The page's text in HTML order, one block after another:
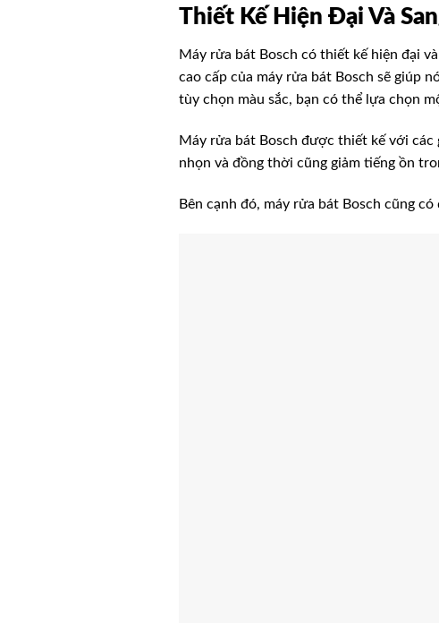
Thiết Kế Hiện Đại Và
Máy rửa bát Bosch có thiết kế hiện đại
cao cấp của máy rửa bát Bosch sẽ giúp
tùy chọn màu sắc, bạn có thể lựa chọn
Máy rửa bát Bosch được thiết kế với các
nhọn và đồng thời cũng giảm tiếng ồn
Bên cạnh đó, máy rửa bát Bosch cũng